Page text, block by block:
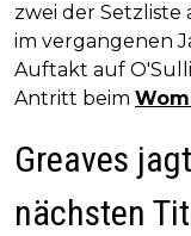
zwei der Setzliste
im vergangenen
Auftakt auf
Antritt beim
Greaves
nächsten